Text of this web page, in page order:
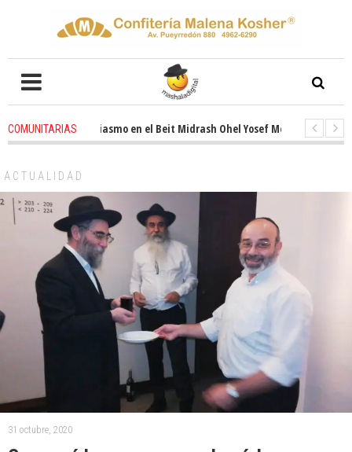
COMUNITARIASentusiasmo en el Beit Midrash Ohel Yosef Moshe
1 months ago
ACTUALIDAD
31 octubre, 2020